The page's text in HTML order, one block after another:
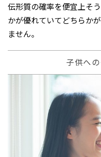
伝形質の確率を便宜上そ
かが優れていてどちらか
ません。
子供へ